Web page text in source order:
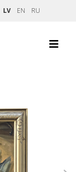
LV EN RU